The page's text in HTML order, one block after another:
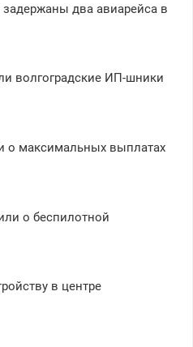
задержаны два авиарейса в
волгоградские ИП-шники
о максимальных выплатах
о беспилотной
в центре